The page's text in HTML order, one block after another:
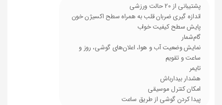
پشتیبانی از 20 حالت ورزشی
اندازه گیری ضربان قلب به همراه سطح اکسیژن خون
پایش سطح کیفیت خواب
گام‌شمار
نمایش وضعیت آب و هوا، اعلان‌های گوشی، روز و
ساعت و تقویم
تایمر
هشدار بیدارباش
امکان کنترل موسیقی
پیدا کردن گوشی از طریق ساعت